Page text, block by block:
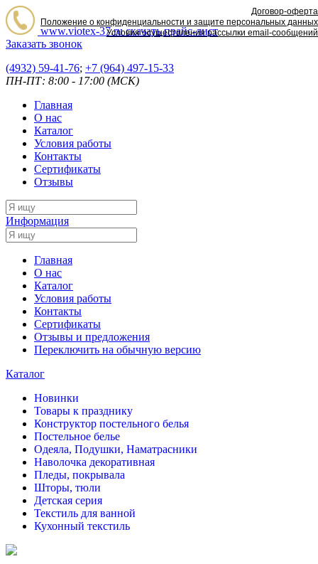
www.viotex-37.ruскачать прайс-лист
Заказать звонок
(4932) 59-41-76; +7 (964) 497-15-33
ПН-ПТ: 8:00 - 17:00 (МСК)
Главная
О нас
Каталог
Условия работы
Контакты
Сертификаты
Отзывы
Информация
Главная
О нас
Каталог
Условия работы
Контакты
Сертификаты
Отзывы и предложения
Переключить на обычную версию
Каталог
Новинки
Товары к празднику
Конструктор постельного белья
Постельное белье
Одеяла, Подушки, Наматрасники
Наволочка декоративная
Пледы, покрывала
Шторы, тюли
Детская серия
Текстиль для ванной
Кухонный текстиль
Договор-оферта
Положение о конфиденциальности и защите персональных данных
Условия осуществления рассылки email-сообщений